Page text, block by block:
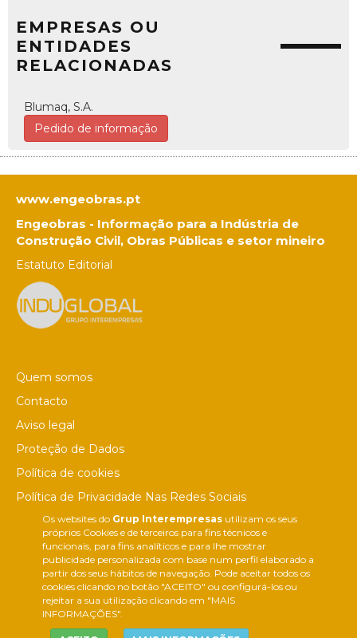
Os websites do Grup Interempresasutilizam os seus
próprios Cookies e de terceiros para fins técnicos e
funcionais, para fins analíticos e para lhe mostrar
publicidade personalizada com base num perfil elaborado a
partir dos seus hábitos de navegação. Pode aceitar todos os
cookies clicando no botão "ACEITO" ou configurá-los ou
rejeitar a sua utilização clicando em "MAIS
INFORMAÇÕES".
EMPRESAS OU
ENTIDADES
RELACIONADAS
Blumaq, S.A.
Pedido de informação
www.engeobras.pt
Engeobras - Informação para a Indústria de
Construção Civil, Obras Públicas e setor mineiro
Estatuto Editorial
Quem somos
Contacto
Aviso legal
Proteção de Dados
Política de cookies
Política de Privacidade Nas Redes Sociais
Canal de denúncias
Colaborações editoriais